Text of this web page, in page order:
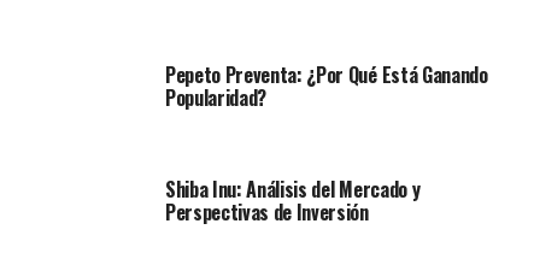
Pepeto Preventa: ¿Por Qué Está Ganando
Popularidad?
Shiba Inu: Análisis del Mercado y
Perspectivas de Inversión